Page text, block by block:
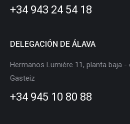
windowwindowwindowwindowwindow
+34 943 24 54 18
DELEGACIÓN DE ÁLAVA
Hermanos Lumière 11, planta baja
Gasteiz
+34 945 10 80 88